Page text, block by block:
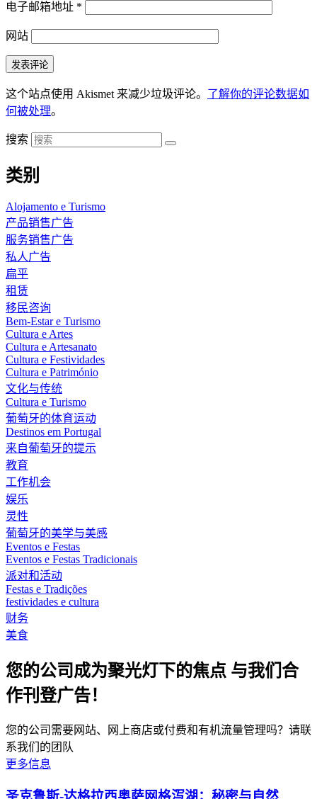
电子邮箱地址 *
网站
这个站点使用 Akismet 来减少垃圾评论。 了解你的评论数据如
何被处理。
搜索
类别
Alojamento e Turismo
产品销售广告
服务销售广告
私人广告
扁平
租赁
移民咨询
Bem-Estar e Turismo
Cultura e Artes
Cultura e Artesanato
Cultura e Festividades
Cultura e Património
文化与传统
Cultura e Turismo
葡萄牙的体育运动
Destinos em Portugal
来自葡萄牙的提示
教育
工作机会
娱乐
灵性
葡萄牙的美学与美感
Eventos e Festas
Eventos e Festas Tradicionais
派对和活动
Festas e Tradições
festividades e cultura
财务
美食
您的公司成为聚光灯下的焦点 与我们合
作刊登广告！
您的公司需要网站、网上商店或付费和有机流量管理吗？请联
系我们的团队
更多信息
圣克鲁斯-达格拉西奥萨网格泻湖：秘密与自然